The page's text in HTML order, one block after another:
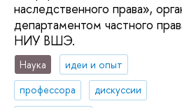
наследственного права»,
департаментом частного
НИУ ВШЭ.
Наука
идеи и опыт
профессора
дискуссии